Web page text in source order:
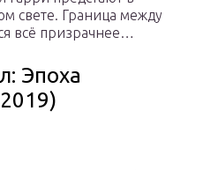
свете. Граница между
всё призрачнее…
Эпоха